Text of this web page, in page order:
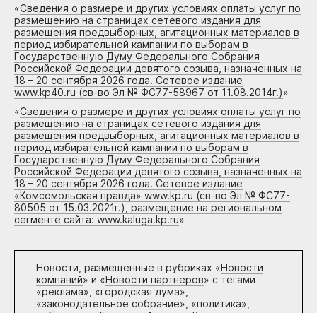
«Сведения о размере и других условиях оплаты услуг по
размещению на страницах сетевого издания для
размещения предвыборных, агитационных материалов в
период избирательной кампании по выборам в
Государственную Думу Федерального Собрания
Российской Федерации девятого созыва, назначенных на
18 – 20 сентября 2026 года. Сетевое издание
www.kp40.ru (св-во Эл № ФС77-58967 от 11.08.2014г.)»
«Сведения о размере и других условиях оплаты услуг по
размещению на страницах сетевого издания для
размещения предвыборных, агитационных материалов в
период избирательной кампании по выборам в
Государственную Думу Федерального Собрания
Российской Федерации девятого созыва, назначенных на
18 – 20 сентября 2026 года. Сетевое издание
«Комсомольская правда» www.kp.ru (св-во Эл № ФС77-
80505 от 15.03.2021г.), размещение на региональном
сегменте сайта: www.kaluga.kp.ru»
Новости, размещенные в рубриках «Новости
компаний» и «Новости партнеров» с тегами
«реклама», «городская дума»,
«законодательное собрание», «политика»,